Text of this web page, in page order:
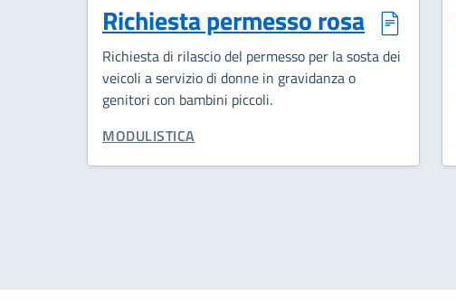
Richiesta permesso rosa
Richiesta di rilascio del permesso per la sosta dei
veicoli a servizio di donne in gravidanza o
genitori con bambini piccoli.
CATEGORIA CORRELATA:
MODULISTICA